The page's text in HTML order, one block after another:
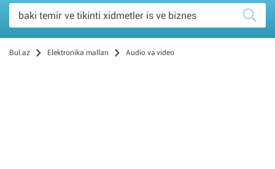
Bul.az Elektronika malları Audio və video